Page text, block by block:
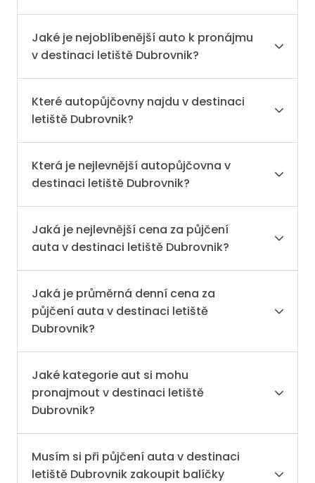
Jaké je nejoblíbenější auto k pronájmu
v destinaci letiště Dubrovnik?
Které autopůjčovny najdu v destinaci
letiště Dubrovnik?
Která je nejlevnější autopůjčovna v
destinaci letiště Dubrovnik?
Jaká je nejlevnější cena za půjčení
auta v destinaci letiště Dubrovnik?
Jaká je průměrná denní cena za
půjčení auta v destinaci letiště
Dubrovnik?
Jaké kategorie aut si mohu
pronajmout v destinaci letiště
Dubrovnik?
Musím si při půjčení auta v destinaci
letiště Dubrovnik zakoupit balíčky